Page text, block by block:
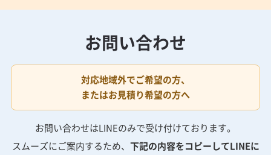
お問い合わせ
対応地域外でご希望の方、
またはお見積り希望の方へ
お問い合わせはLINEのみで受け付けております。
スムーズにご案内するため、 下記の内容をコピーしてLINEに